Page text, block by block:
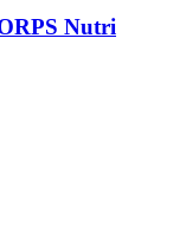
Nutri